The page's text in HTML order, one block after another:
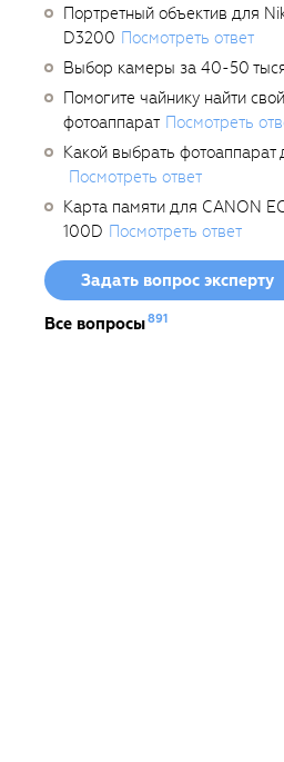
Портретный объектив для
D3200 Посмотреть ответ
Выбор камеры за 40-50
Помогите чайнику найти свой
фотоаппарат Посмотреть
Какой выбрать фотоаппарат
Посмотреть ответ
Карта памяти для CANON
100D Посмотреть ответ
Задать вопрос эксперту
Все вопросы891